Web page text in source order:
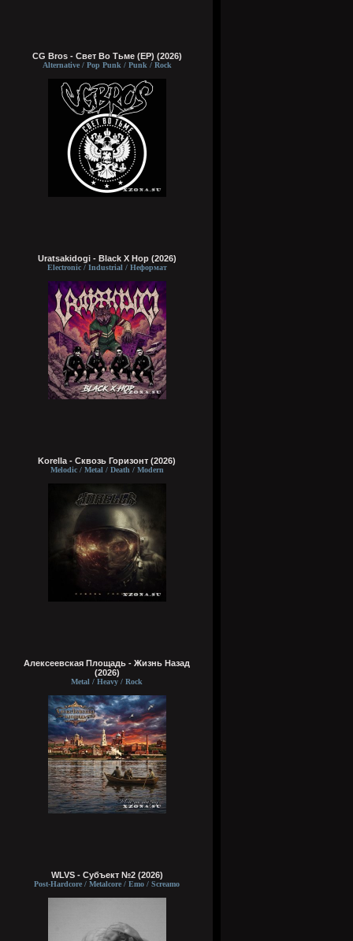
CG Bros - Свет Во Тьме (EP) (2026)
Alternative / Pop Punk / Punk / Rock
Uratsakidogi - Black X Hop (2026)
Electronic / Industrial / Неформат
Korella - Сквозь Горизонт (2026)
Melodic / Metal / Death / Modern
Алексеевская Площадь - Жизнь Назад
(2026)
Metal / Heavy / Rock
WLVS - Субъект №2 (2026)
Post-Hardcore / Metalcore / Emo / Screamo